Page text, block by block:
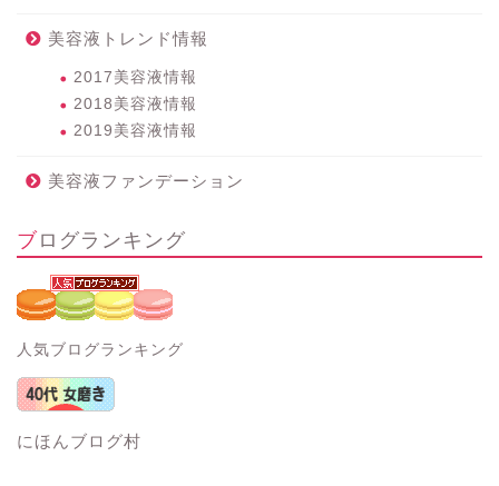
美容液トレンド情報
2017美容液情報
2018美容液情報
2019美容液情報
美容液ファンデーション
ブログランキング
人気ブログランキング
にほんブログ村